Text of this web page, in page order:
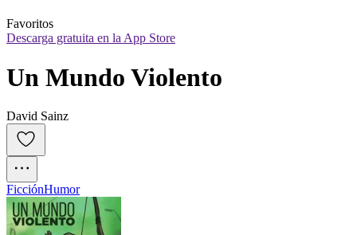
Favoritos
Descarga gratuita en la App Store
Un Mundo Violento
David Sainz
FicciónHumor